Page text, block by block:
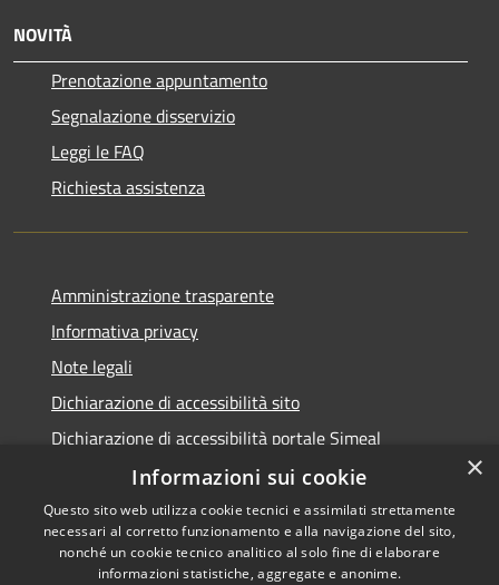
NOVITÀ
Prenotazione appuntamento
Segnalazione disservizio
Leggi le FAQ
Richiesta assistenza
Amministrazione trasparente
Informativa privacy
Note legali
Dichiarazione di accessibilità sito
Dichiarazione di accessibilità portale Simeal
Accessibilità
Copyright © 2026 • Comune di
Venegono Inferiore • Powered
×
Informazioni sui cookie
Questo sito web utilizza cookie tecnici e assimilati strettamente
necessari al corretto funzionamento e alla navigazione del sito,
nonché un cookie tecnico analitico al solo fine di elaborare
informazioni statistiche, aggregate e anonime.